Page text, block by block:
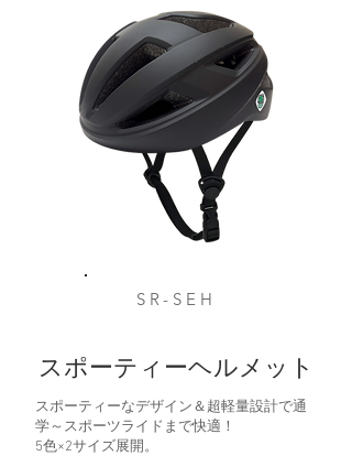
SR-SEH
スポーティーヘルメット
スポーティーなデザイン＆超軽量設計で通
学～スポーツライドまで快適！
​5色×2サイズ展開。